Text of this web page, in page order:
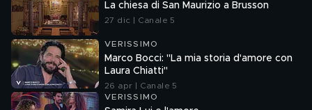
La chiesa di San Maurizio a Brusson
27 dic | Canale 5
VERISSIMO
Marco Bocci: "La mia storia d'amore con
Laura Chiatti"
26 apr | Canale 5
VERISSIMO